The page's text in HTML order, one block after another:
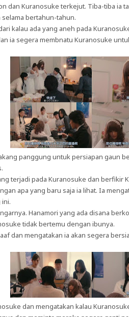
dan Kuranosuke terkejut. Tiba-tiba ia
bertahun-tahun.
kalau ada yang aneh pada
ia segera membnatu Kuranosuke
panggung untuk persiapan gaun
terjadi pada Kuranosuke dan berfikir
apa yang baru saja ia lihat. Ia
Hanamori yang ada disana
tidak bertemu dengan ibunya.
dan mengatakan ia akan segera
dan mengatakan kalau